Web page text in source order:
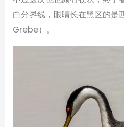
白分界线，眼睛长在黑区的
Grebe）。